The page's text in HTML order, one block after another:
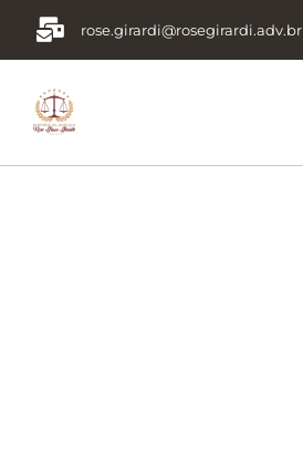
rose.girardi@rosegirardi.adv.br